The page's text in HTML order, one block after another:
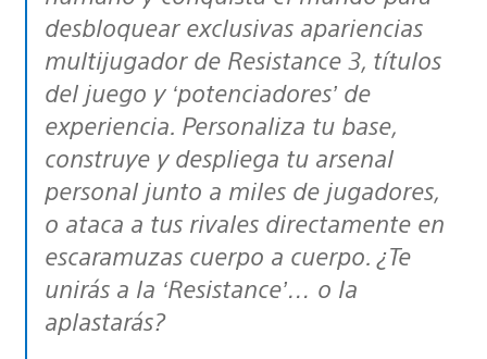
desbloquear exclusivas apariencias
multijugador de Resistance 3, títulos
del juego y ‘potenciadores’ de
experiencia. Personaliza tu base,
construye y despliega tu arsenal
personal junto a miles de jugadores,
o ataca a tus rivales directamente en
escaramuzas cuerpo a cuerpo. ¿Te
unirás a la ‘Resistance’… o la
aplastarás?